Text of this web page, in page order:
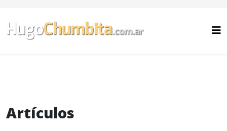
Artículos